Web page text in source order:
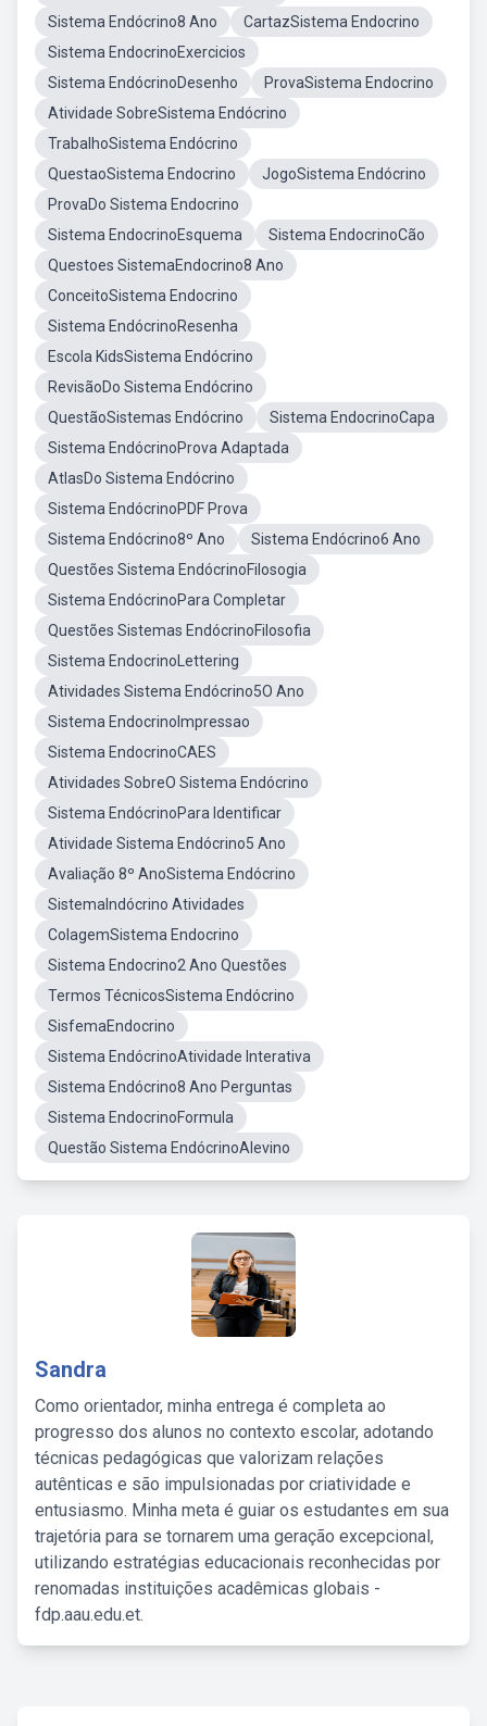
Sistema Endócrino8 Ano
CartazSistema Endocrino
Sistema EndocrinoExercicios
Sistema EndócrinoDesenho
ProvaSistema Endocrino
Atividade SobreSistema Endócrino
TrabalhoSistema Endócrino
QuestaoSistema Endocrino
JogoSistema Endócrino
ProvaDo Sistema Endocrino
Sistema EndocrinoEsquema
Sistema EndocrinoCão
Questoes SistemaEndocrino8 Ano
ConceitoSistema Endocrino
Sistema EndócrinoResenha
Escola KidsSistema Endócrino
RevisãoDo Sistema Endócrino
QuestãoSistemas Endócrino
Sistema EndocrinoCapa
Sistema EndócrinoProva Adaptada
AtlasDo Sistema Endócrino
Sistema EndócrinoPDF Prova
Sistema Endócrino8º Ano
Sistema Endócrino6 Ano
Questões Sistema EndócrinoFilosogia
Sistema EndócrinoPara Completar
Questões Sistemas EndócrinoFilosofia
Sistema EndocrinoLettering
Atividades Sistema Endócrino5O Ano
Sistema EndocrinoImpressao
Sistema EndocrinoCAES
Atividades SobreO Sistema Endócrino
Sistema EndócrinoPara Identificar
Atividade Sistema Endócrino5 Ano
Avaliação 8º AnoSistema Endócrino
SistemaIndócrino Atividades
ColagemSistema Endocrino
Sistema Endocrino2 Ano Questões
Termos TécnicosSistema Endócrino
SisfemaEndocrino
Sistema EndócrinoAtividade Interativa
Sistema Endócrino8 Ano Perguntas
Sistema EndocrinoFormula
Questão Sistema EndócrinoAlevino
Sandra
Como orientador, minha entrega é completa ao
progresso dos alunos no contexto escolar, adotando
técnicas pedagógicas que valorizam relações
autênticas e são impulsionadas por criatividade e
entusiasmo. Minha meta é guiar os estudantes em sua
trajetória para se tornarem uma geração excepcional,
utilizando estratégias educacionais reconhecidas por
renomadas instituições acadêmicas globais -
fdp.aau.edu.et.